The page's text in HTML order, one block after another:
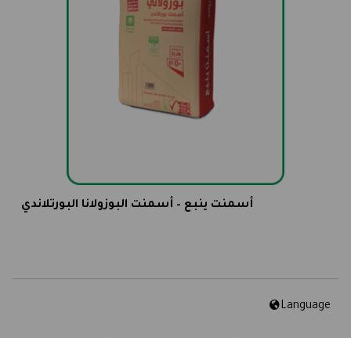
أسمنت ينبع – أسمنت البوزولانا البورتلاندي
Language